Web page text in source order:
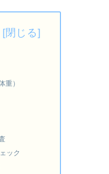
重）
ック